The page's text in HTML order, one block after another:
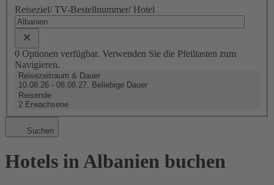
Reiseziel/ TV-Bestellnummer/ Hotel
0 Optionen verfügbar. Verwenden Sie die Pfeiltasten zum
Navigieren.
Reisezeitraum & Dauer
10.08.26 - 08.08.27, Beliebige Dauer
Reisende
2 Erwachsene
Suchen
Hotels in Albanien buchen